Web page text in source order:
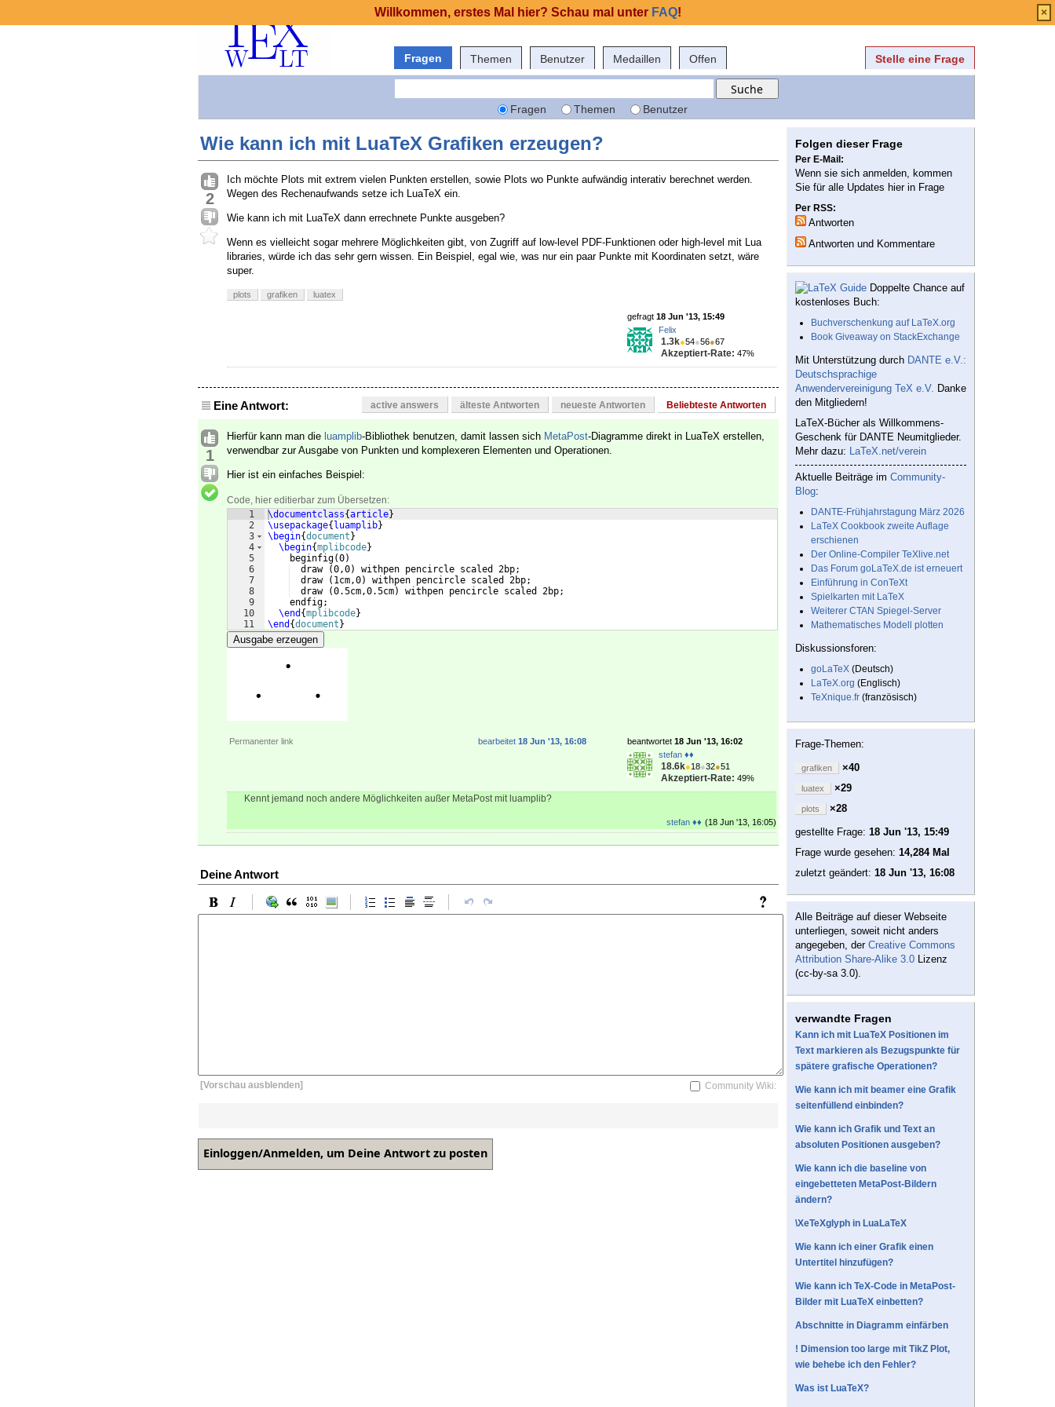
Fragen Themen Benutzer Medaillen Offen Stelle eine Frage
Fragen Themen Benutzer
Wie kann ich mit LuaTeX Grafiken erzeugen?
2
Ich möchte Plots mit extrem vielen Punkten erstellen, sowie Plots wo Punkte aufwändig interativ berechnet werden.
Wegen des Rechenaufwands setze ich LuaTeX ein.
Wie kann ich mit LuaTeX dann errechnete Punkte ausgeben?
Wenn es vielleicht sogar mehrere Möglichkeiten gibt, von Zugriff auf low-level PDF-Funktionen oder high-level mit Lua
libraries, würde ich das sehr gern wissen. Ein Beispiel, egal wie, was nur ein paar Punkte mit Koordinaten setzt, wäre
super.
plots grafiken luatex
gefragt 18 Jun '13, 15:49
Felix
1.3k●54●56●67
Akzeptiert-Rate: 47%
Eine Antwort: active answers älteste Antworten neueste Antworten Beliebteste Antworten
1
Hierfür kann man die luamplib-Bibliothek benutzen, damit lassen sich MetaPost-Diagramme direkt in LuaTeX erstellen,
verwendbar zur Ausgabe von Punkten und komplexeren Elementen und Operationen.
Hier ist ein einfaches Beispiel:
Code, hier editierbar zum Übersetzen:
1
2
3
4
5
6
7
8
9
10
11
\documentclass{article}
\usepackage{ luamplib}
\begin{document }
\begin{mplibcode}
    beginfig
(0)
  draw
(0,0)
withpen pencircle scaled 2bp;
  draw
( 1cm,0)
withpen pencircle scaled 2bp;
  draw
(0.5cm,0.5cm)
withpen pencircle scaled 2bp;
    endfig;
\end {mplibcode}
\end {document }
Ausgabe erzeugen
Permanenter link beantwortet 18 Jun '13, 16:02
stefan ♦♦
18.6k●18●32●51
Akzeptiert-Rate: 49%
bearbeitet 18 Jun '13, 16:08
Kennt jemand noch andere Möglichkeiten außer MetaPost mit luamplib?
(18 Jun '13, 16:05)
stefan ♦♦
Deine Antwort
[Vorschau ausblenden] Community Wiki:
Folgen dieser Frage
Per E-Mail:
Wenn sie sich anmelden, kommen
Sie für alle Updates hier in Frage
Per RSS:
Antworten
Antworten und Kommentare
Doppelte Chance auf
kostenloses Buch:
Buchverschenkung auf LaTeX.org
Book Giveaway on StackExchange
Mit Unterstützung durch DANTE e.V.:
Deutschsprachige
Anwendervereinigung TeX e.V. Danke
den Mitgliedern!
LaTeX-Bücher als Willkommens-
Geschenk für DANTE Neumitglieder.
Mehr dazu: LaTeX.net/verein
Aktuelle Beiträge im Community-
Blog:
DANTE-Frühjahrstagung März 2026
LaTeX Cookbook zweite Auflage
erschienen
Der Online-Compiler TeXlive.net
Das Forum goLaTeX.de ist erneuert
Einführung in ConTeXt
Spielkarten mit LaTeX
Weiterer CTAN Spiegel-Server
Mathematisches Modell plotten
Diskussionsforen:
goLaTeX (Deutsch)
LaTeX.org (Englisch)
TeXnique.fr (französisch)
Frage-Themen:
grafiken ×40
luatex ×29
plots
×28
gestellte Frage: 18 Jun '13, 15:49
Frage wurde gesehen: 14,284 Mal
zuletzt geändert: 18 Jun '13, 16:08
Alle Beiträge auf dieser Webseite
unterliegen, soweit nicht anders
angegeben, der Creative Commons
Attribution Share-Alike 3.0 Lizenz
(cc-by-sa 3.0).
verwandte Fragen
Kann ich mit LuaTeX Positionen im
Text markieren als Bezugspunkte für
spätere grafische Operationen?
Wie kann ich mit beamer eine Grafik
seitenfüllend einbinden?
Wie kann ich Grafik und Text an
absoluten Positionen ausgeben?
Wie kann ich die baseline von
eingebetteten MetaPost-Bildern
ändern?
\XeTeXglyph in LuaLaTeX
Wie kann ich einer Grafik einen
Untertitel hinzufügen?
Wie kann ich TeX-Code in MetaPost-
Bilder mit LuaTeX einbetten?
Abschnitte in Diagramm einfärben
! Dimension too large mit TikZ Plot,
wie behebe ich den Fehler?
Was ist LuaTeX?
Willkommen, erstes Mal hier? Schau mal unter FAQ! ×